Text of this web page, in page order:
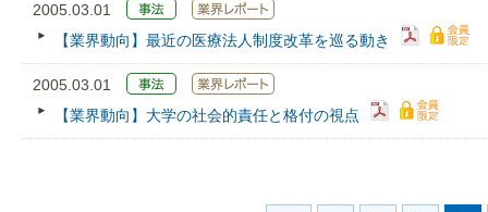
2005.03.01
【業界動向】最近の医療法人制度改革を巡る動き
2005.03.01
【業界動向】大学の社会的責任と格付の視点